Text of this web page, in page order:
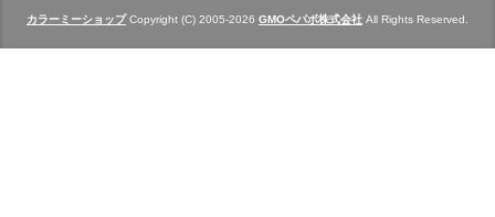
カラーミーショップCopyright (C) 2005-2026 GMOペパボ株式会社 All Rights Reserved.